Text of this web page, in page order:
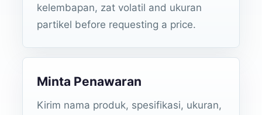
kelembapan, zat volatil and ukuran
partikel before requesting a price.
Minta Penawaran
Kirim nama produk, spesifikasi, ukuran,